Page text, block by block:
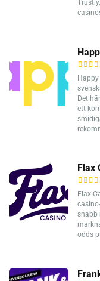
Det
ett
Flax
Flax
snabb
odds